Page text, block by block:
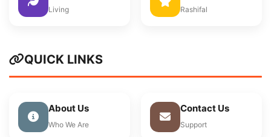
Living Rashifal
QUICK LINKS
About Us
Who We Are
Contact Us
Support